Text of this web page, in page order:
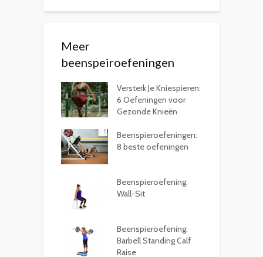
Meer
beenspeiroefeningen
Versterk Je Kniespieren:
6 Oefeningen voor
Gezonde Knieën
Beenspieroefeningen:
8 beste oefeningen
Beenspieroefening:
Wall-Sit
Beenspieroefening:
Barbell Standing Calf
Raise